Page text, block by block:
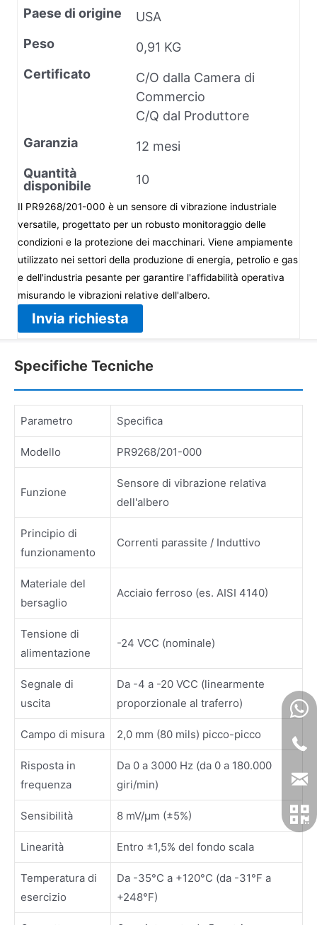
Paese di origine
USA
Peso
0,91 KG
Certificato
C/O dalla Camera di
Commercio
C/Q dal Produttore
Garanzia
12 mesi
Quantità
disponibile
10
Il PR9268/201-000 è un sensore di vibrazione industriale
versatile, progettato per un robusto monitoraggio delle
condizioni e la protezione dei macchinari. Viene ampiamente
utilizzato nei settori della produzione di energia, petrolio e gas
e dell'industria pesante per garantire l'affidabilità operativa
misurando le vibrazioni relative dell'albero.
Invia richiesta
Specifiche Tecniche
Parametro Specifica
Modello PR9268/201-000
Funzione
Sensore di vibrazione relativa
dell'albero
Principio di
funzionamento
Correnti parassite / Induttivo
Materiale del
bersaglio
Acciaio ferroso (es. AISI 4140)
Tensione di
alimentazione
-24 VCC (nominale)
Segnale di
uscita
Da -4 a -20 VCC (linearmente
proporzionale al traferro)
Campo di misura 2,0 mm (80 mils) picco-picco
Risposta in
frequenza
Da 0 a 3000 Hz (da 0 a 180.000
giri/min)
Sensibilità 8 mV/µm (±5%)
Linearità Entro ±1,5% del fondo scala
Temperatura di
esercizio
Da -35°C a +120°C (da -31°F a
+248°F)